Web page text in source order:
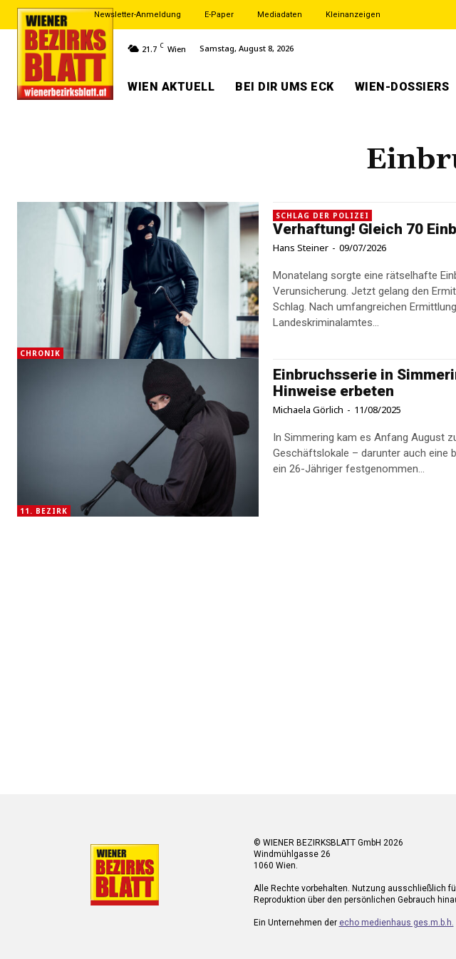
Newsletter-Anmeldung E-Paper Mediadaten Kleinanzeigen
21.7 C Wien Samstag, August 8, 2026
WIEN AKTUELL BEI DIR UMS ECK WIEN-DOSSIERS
CHRONIK
SCHLAG DER POLIZEI
Verhaftung! Gleich 70
Hans Steiner - 09/07/2026
Monatelang sorgte eine rätselhafte
Verunsicherung. Jetzt gelang den
Schlag. Nach umfangreichen Ermittlungen nahmen Beamte des
Landeskriminalamtes...
11. BEZIRK
Einbruchsserie in
Hinweise erbeten
Michaela Görlich - 11/08/2025
In Simmering kam es Anfang August
Geschäftslokale – darunter auch eine
ein 26-Jähriger festgenommen...
© WIENER BEZIRKSBLATT GmbH 2026
Windmühlgasse 26
1060 Wien.
Alle Rechte vorbehalten. Nutzung ausschließlich
Reproduktion über den persönlichen Gebrauch
Ein Unternehmen der echo medienhaus ges.m.b.h.